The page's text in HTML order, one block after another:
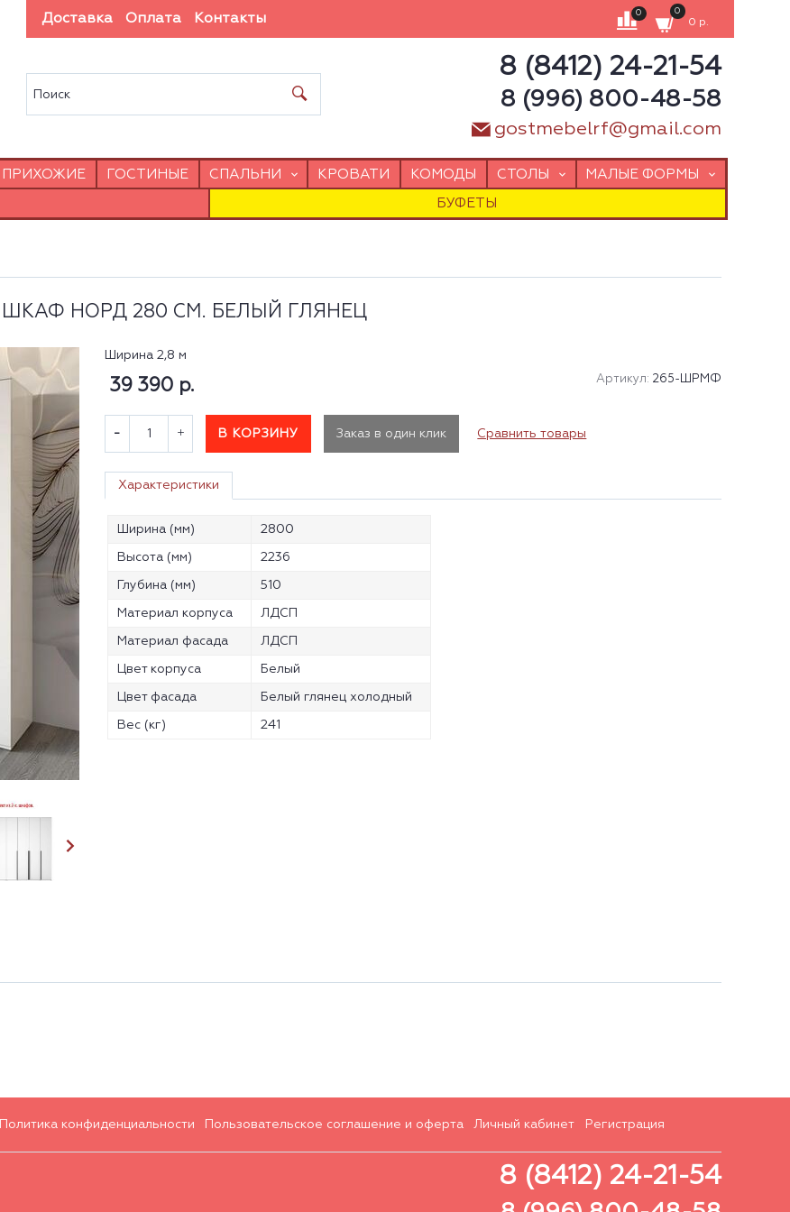
Доставка Оплата Контакты 0 0
0 р.
8 (8412) 24-21-54
8 (996) 800-48-58
gostmebelrf@gmail.com
ПРИХОЖИЕ ГОСТИНЫЕ СПАЛЬНИ КРОВАТИ КОМОДЫ СТОЛЫ МАЛЫЕ ФОРМЫ
БУФЕТЫ
ШКАФ НОРД 280 СМ. БЕЛЫЙ ГЛЯНЕЦ
Ширина 2,8 м
Артикул: 265-ШРМФ
39 390 р.
В КОРЗИНУ Заказ в один клик Сравнить товары
Характеристики
Ширина (мм) 2800
Высота (мм) 2236
Глубина (мм) 510
Материал корпуса ЛДСП
Материал фасада ЛДСП
Цвет корпуса Белый
Цвет фасада Белый глянец холодный
Вес (кг) 241
Политика конфиденциальности Пользовательское соглашение и оферта Личный кабинет Регистрация
8 (8412) 24-21-54